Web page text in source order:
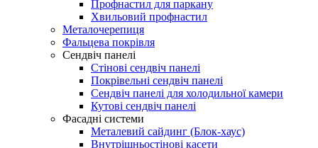
Профнастил для паркану
Хвильовий профнастил
Металочерепиця
Фальцева покрівля
Сендвіч панелі
Стінові сендвіч панелі
Покрівельні сендвіч панелі
Сендвіч панелі для холодильної камери
Кутові сендвіч панелі
Фасадні системи
Металевий сайдинг (Блок-хаус)
Внутрішньостінові касети